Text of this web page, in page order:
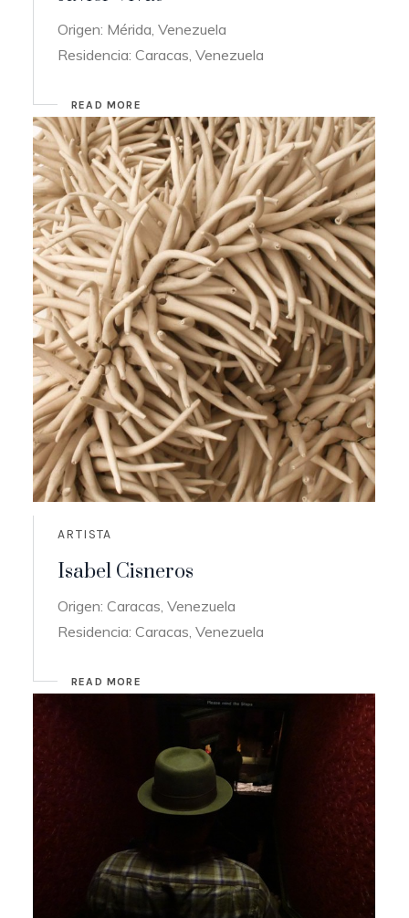
Origen: Mérida, Venezuela
Residencia: Caracas, Venezuela
READ MORE
ARTISTA
Isabel Cisneros
Origen: Caracas, Venezuela
Residencia: Caracas, Venezuela
READ MORE